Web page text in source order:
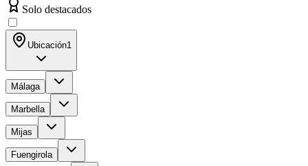
Solo destacados
Ubicación1
Málaga
Marbella
Mijas
Fuengirola